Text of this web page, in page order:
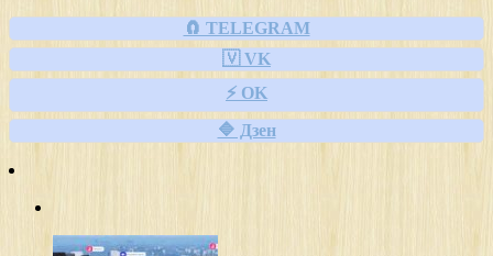
🧲 TELEGRAM
🇻 VK
⚡ OK
🔷 Дзен